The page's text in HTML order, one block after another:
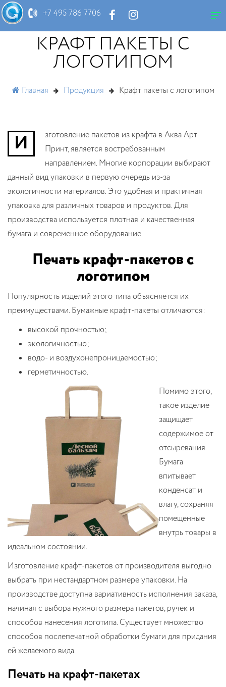
+7 495 786 7706
КРАФТ ПАКЕТЫ С
ЛОГОТИПОМ
Главная Продукция Крафт пакеты с логотипом
Изготовление пакетов из крафта в Аква Арт
Принт, является востребованным
направлением. Многие корпорации выбирают
данный вид упаковки в первую очередь из-за
экологичности материалов. Это удобная и практичная
упаковка для различных товаров и продуктов. Для
производства используется плотная и качественная
бумага и современное оборудование.
Печать крафт-пакетов с
логотипом
Популярность изделий этого типа объясняется их
преимуществами. Бумажные крафт-пакеты отличаются:
высокой прочностью;
экологичностью;
водо- и воздухонепроницаемостью;
герметичностью.
Помимо этого,
такое изделие
защищает
содержимое от
отсыревания.
Бумага
впитывает
конденсат и
влагу, сохраняя
помещенные
внутрь товары в
идеальном состоянии.
Изготовление крафт-пакетов от производителя выгодно
выбрать при нестандартном размере упаковки. На
производстве доступна вариативность исполнения заказа,
начиная с выбора нужного размера пакетов, ручек и
способов нанесения логотипа. Существует множество
способов послепечатной обработки бумаги для придания
ей желаемого вида.
Печать на крафт-пакетах